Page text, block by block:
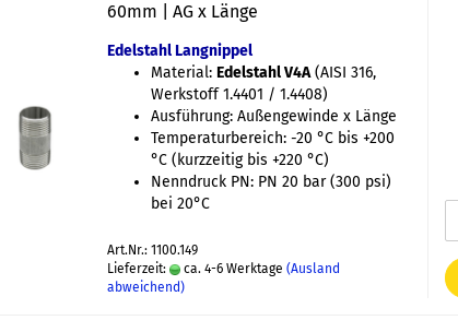
60mm | AG x Länge
Edelstahl Langnippel
Material:Edelstahl V4A(AISI 316,
Werkstoff 1.4401 / 1.4408)
Ausführung: Außengewinde x Länge
Temperaturbereich: -20 °C bis +200
°C (kurzzeitig bis +220 °C)
Nenndruck PN: PN 20 bar (300 psi)
bei 20°C
Art.Nr.: 1100.149
Lieferzeit:
ca. 4-6 Werktage (Ausland
abweichend)